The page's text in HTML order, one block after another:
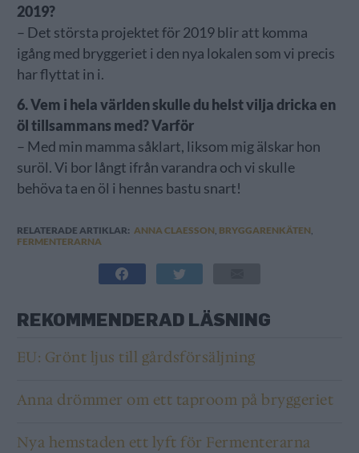
2019?
– Det största projektet för 2019 blir att komma
igång med bryggeriet i den nya lokalen som vi precis
har flyttat in i.
6. Vem i hela världen skulle du helst vilja dricka en
öl tillsammans med? Varför
– Med min mamma såklart, liksom mig älskar hon
suröl. Vi bor långt ifrån varandra och vi skulle
behöva ta en öl i hennes bastu snart!
RELATERADE ARTIKLAR: ANNA CLAESSON BRYGGARENKÄTEN
FERMENTERARNA
REKOMMENDERAD LÄSNING
EU: Grönt ljus till gårdsförsäljning
Anna drömmer om ett taproom på bryggeriet
Nya hemstaden ett lyft för Fermenterarna